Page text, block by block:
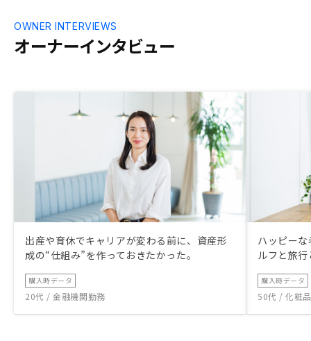
オーナーインタビュー
OWNER INTERVIEWS
出産や育休でキャリアが変わる前に、資産形
成の“仕組み”を作っておきたかった。
購入時データ
20代 / 金融機関勤務
ハッピー
ルフと旅
購入時データ
50代 / 化粧